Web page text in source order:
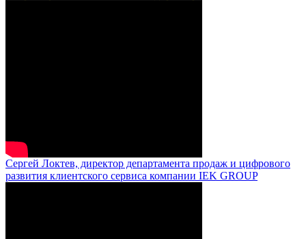
Сергей Локтев, директор департамента продаж и цифрового
развития клиентского сервиса компании IEK GROUP